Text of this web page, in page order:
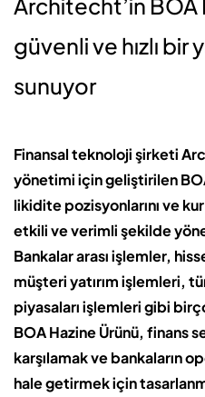
güvenli ve hızlı bir
sunuyor
Finansal teknoloji şirketi
yönetimi için geliştirilen
likidite pozisyonlarını ve
etkili ve verimli şekilde
Bankalar arası işlemler,
müşteri yatırım işlemleri,
piyasaları işlemleri gibi
BOA Hazine Ürünü, finans
karşılamak ve bankaların
hale getirmek için